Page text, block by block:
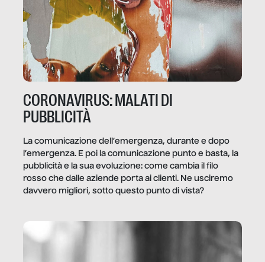
CORONAVIRUS: MALATI DI
PUBBLICITÀ
La comunicazione dell’emergenza, durante e dopo
l’emergenza. E poi la comunicazione punto e basta, la
pubblicità e la sua evoluzione: come cambia il filo
rosso che dalle aziende porta ai clienti. Ne usciremo
davvero migliori, sotto questo punto di vista?